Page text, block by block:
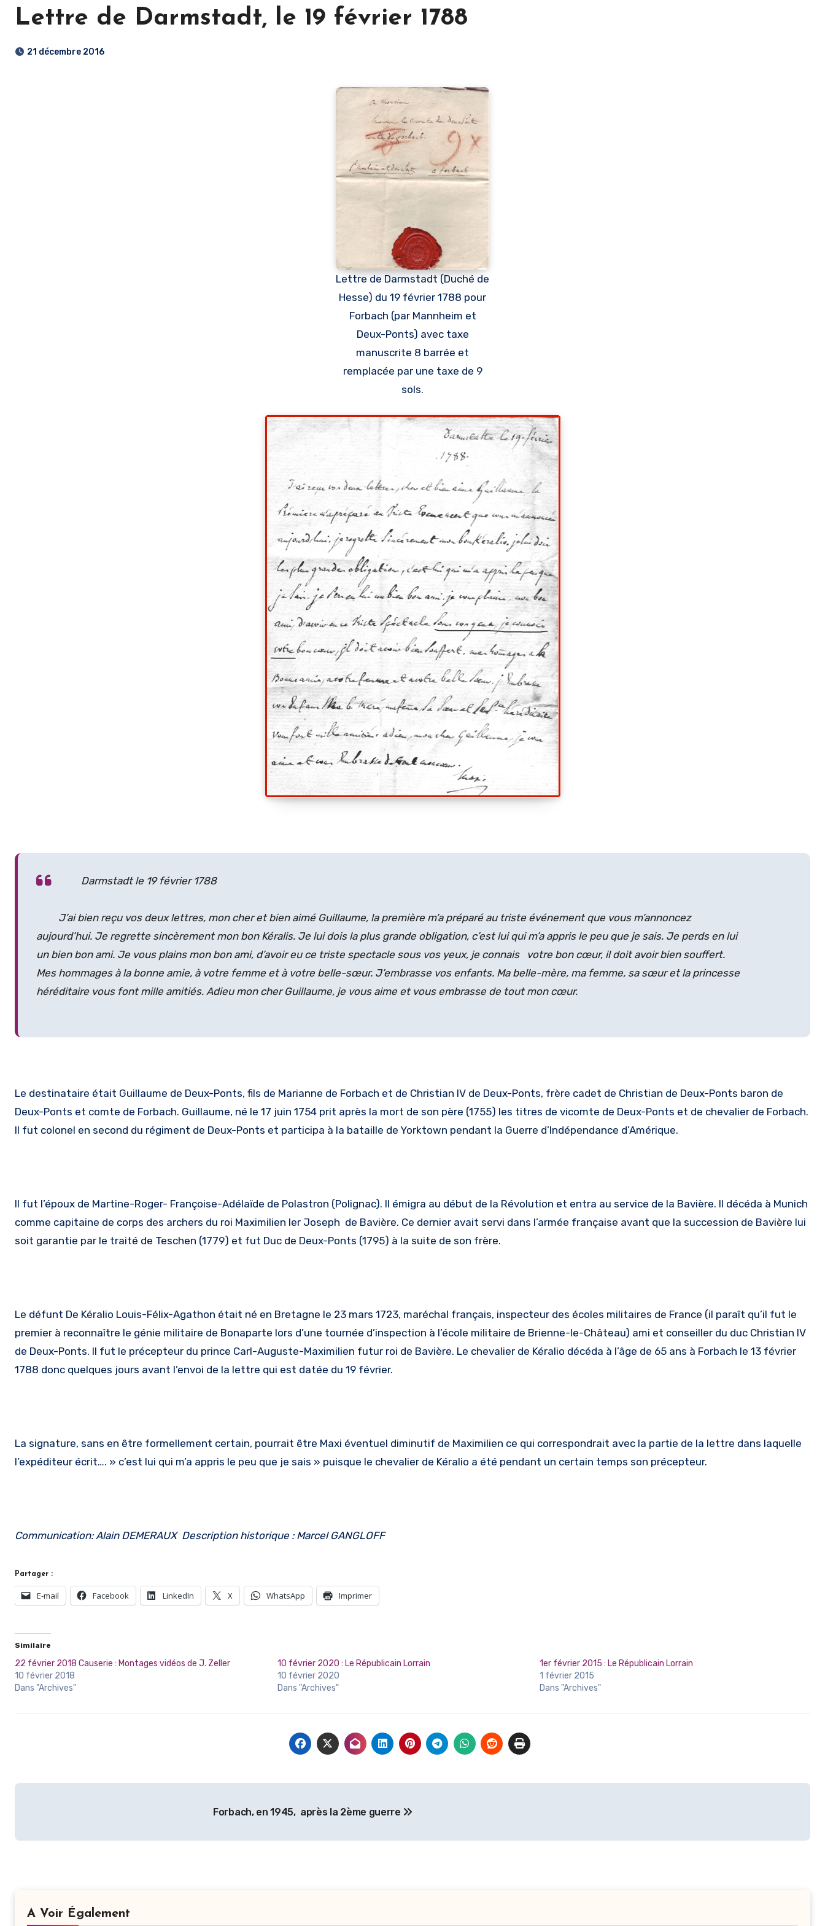
Lettre de Darmstadt, le 19 février 1788
21 décembre 2016
Lettre de Darmstadt (Duché de
Hesse) du 19 février 1788 pour
Forbach (par Mannheim et
Deux-Ponts) avec taxe
manuscrite 8 barrée et
remplacée par une taxe de 9
sols.
Darmstadt le 19 février 1788
J’ai bien reçu vos deux lettres, mon cher et bien aimé Guillaume, la première m’a préparé au triste événement que vous m’annoncez
aujourd’hui. Je regrette sincèrement mon bon Kéralis. Je lui dois la plus grande obligation, c’est lui qui m’a appris le peu que je sais. Je perds en lui
un bien bon ami. Je vous plains mon bon ami, d’avoir eu ce triste spectacle sous vos yeux, je connais votre bon cœur, il doit avoir bien souffert.
Mes hommages à la bonne amie, à votre femme et à votre belle-sœur. J’embrasse vos enfants. Ma belle-mère, ma femme, sa sœur et la princesse
héréditaire vous font mille amitiés. Adieu mon cher Guillaume, je vous aime et vous embrasse de tout mon cœur.
Le destinataire était Guillaume de Deux-Ponts, fils de Marianne de Forbach et de Christian IV de Deux-Ponts, frère cadet de Christian de Deux-Ponts baron de
Deux-Ponts et comte de Forbach. Guillaume, né le 17 juin 1754 prit après la mort de son père (1755) les titres de vicomte de Deux-Ponts et de chevalier de Forbach.
Il fut colonel en second du régiment de Deux-Ponts et participa à la bataille de Yorktown pendant la Guerre d’Indépendance d’Amérique.
Il fut l’époux de Martine-Roger- Françoise-Adélaïde de Polastron (Polignac). Il émigra au début de la Révolution et entra au service de la Bavière. Il décéda à Munich
comme capitaine de corps des archers du roi Maximilien Ier Joseph de Bavière. Ce dernier avait servi dans l’armée française avant que la succession de Bavière lui
soit garantie par le traité de Teschen (1779) et fut Duc de Deux-Ponts (1795) à la suite de son frère.
Le défunt De Kéralio Louis-Félix-Agathon était né en Bretagne le 23 mars 1723, maréchal français, inspecteur des écoles militaires de France (il paraît qu’il fut le
premier à reconnaître le génie militaire de Bonaparte lors d’une tournée d’inspection à l’école militaire de Brienne-le-Château) ami et conseiller du duc Christian IV
de Deux-Ponts. Il fut le précepteur du prince Carl-Auguste-Maximilien futur roi de Bavière. Le chevalier de Kéralio décéda à l’âge de 65 ans à Forbach le 13 février
1788 donc quelques jours avant l’envoi de la lettre qui est datée du 19 février.
La signature, sans en être formellement certain, pourrait être Maxi éventuel diminutif de Maximilien ce qui correspondrait avec la partie de la lettre dans laquelle
l’expéditeur écrit…. » c’est lui qui m’a appris le peu que je sais » puisque le chevalier de Kéralio a été pendant un certain temps son précepteur.
Communication: Alain DEMERAUX Description historique : Marcel GANGLOFF
Partager :
E-mail Facebook LinkedIn X WhatsApp Imprimer
Similaire
22 février 2018 Causerie : Montages vidéos de J. Zeller
10 février 2018
Dans "Archives"
10 février 2020 : Le Républicain Lorrain
10 février 2020
Dans "Archives"
1er février 2015 : Le Républicain Lorrain
1 février 2015
Dans "Archives"
l’article
Forbach, en 1945, après la 2ème guerre
A Voir Également